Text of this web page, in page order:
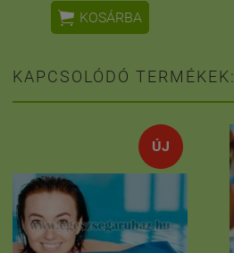
 KOSÁRBA
KAPCSOLÓDÓ TERMÉKEK:
ÚJ